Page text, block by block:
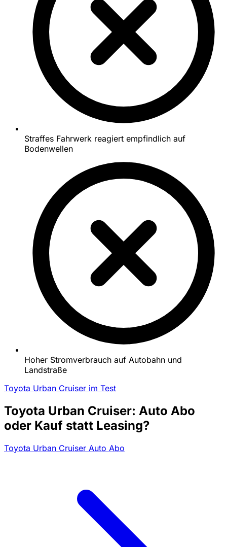
Straffes Fahrwerk reagiert empfindlich auf
Bodenwellen
Hoher Stromverbrauch auf Autobahn und
Landstraße
Toyota Urban Cruiser im Test
Toyota Urban Cruiser: Auto Abo
oder Kauf statt Leasing?
Toyota Urban Cruiser Auto Abo